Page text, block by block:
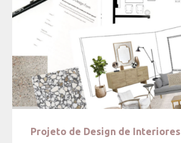
Projeto de Design de Interiores